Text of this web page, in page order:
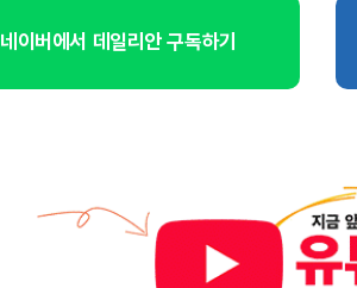
네이버에서 데일리안 구독하기